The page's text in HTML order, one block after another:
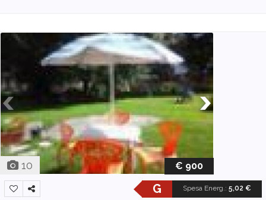
10 € 900
Spesa Energ.: 5,02 €
G